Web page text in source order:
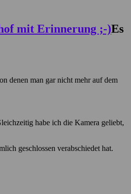
Es
denen man gar nicht mehr auf dem
habe ich die Kamera geliebt,
geschlossen verabschiedet hat.